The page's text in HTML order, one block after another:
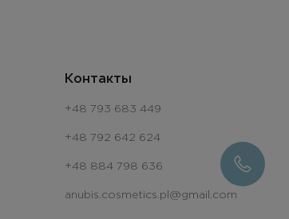
Контакты
+48 793 683 449
+48 792 642 624
+48 884 798 636
anubis.cosmetics.pl@gmail.com